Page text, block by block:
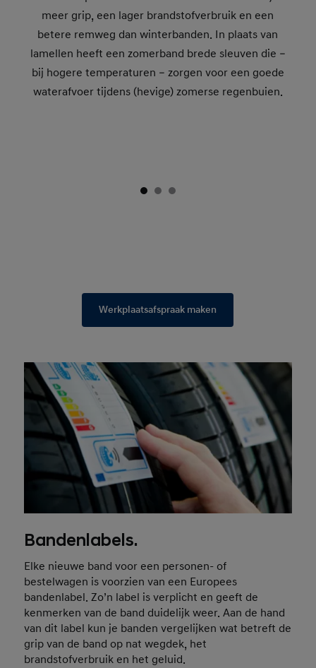
meer grip, een lager brandstofverbruik en een
betere remweg dan winterbanden. In plaats van
lamellen heeft een zomerband brede sleuven die –
bij hogere temperaturen – zorgen voor een goede
waterafvoer tijdens (hevige) zomerse regenbuien.
Werkplaatsafspraak maken
Bandenlabels.
Elke nieuwe band voor een personen- of
bestelwagen is voorzien van een Europees
bandenlabel. Zo’n label is verplicht en geeft de
kenmerken van de band duidelijk weer. Aan de hand
van dit label kun je banden vergelijken wat betreft de
grip van de band op nat wegdek, het
brandstofverbruik en het geluid.